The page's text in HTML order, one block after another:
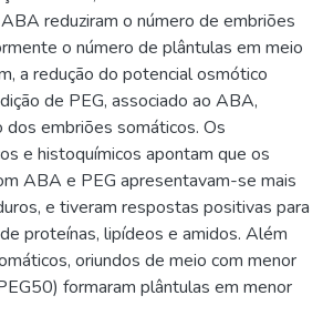
reduziram o número de embriões
o número de plântulas em meio
a redução do potencial osmótico
de PEG, associado ao ABA,
dos embriões somáticos. Os
e histoquímicos apontam que os
ABA e PEG apresentavam-se mais
e tiveram respostas positivas para
proteínas, lipídeos e amidos. Além
oriundos de meio com menor
formaram plântulas em menor